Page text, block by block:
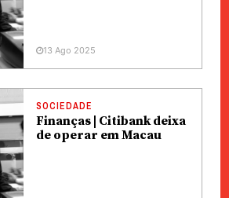
13 Ago 2025
SOCIEDADE
Finanças | Citibank deixa
de operar em Macau